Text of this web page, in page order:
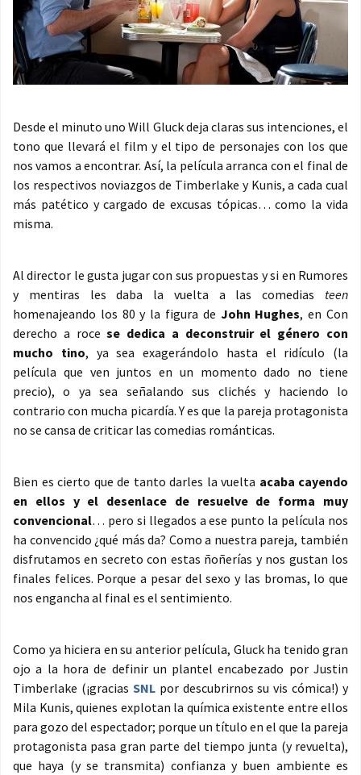
Desde el minuto uno Will Gluck deja claras sus intenciones, el
tono que llevará el film y el tipo de personajes con los que
nos vamos a encontrar. Así, la película arranca con el final de
los respectivos noviazgos de Timberlake y Kunis, a cada cual
más patético y cargado de excusas tópicas… como la vida
misma.
Al director le gusta jugar con sus propuestas y si en Rumores
y mentiras les daba la vuelta a las comedias teen
homenajeando los 80 y la figura de John Hughes, en Con
derecho a rocese dedica a deconstruir el género con
mucho tino, ya sea exagerándolo hasta el ridículo (la
película que ven juntos en un momento dado no tiene
precio), o ya sea señalando sus clichés y haciendo lo
contrario con mucha picardía. Y es que la pareja protagonista
no se cansa de criticar las comedias románticas.
Bien es cierto que de tanto darles la vuelta acaba cayendo
en ellos y el desenlace de resuelve de forma muy
convencional… pero si llegados a ese punto la película nos
ha convencido ¿qué más da? Como a nuestra pareja, también
disfrutamos en secreto con estas ñoñerías y nos gustan los
finales felices. Porque a pesar del sexo y las bromas, lo que
nos engancha al final es el sentimiento.
Como ya hiciera en su anterior película, Gluck ha tenido gran
ojo a la hora de definir un plantel encabezado por Justin
Timberlake (¡gracias SNLpor descubrirnos su vis cómica!) y
Mila Kunis, quienes explotan la química existente entre ellos
para gozo del espectador; porque un título en el que la pareja
protagonista pasa gran parte del tiempo junta (y revuelta),
que haya (y se transmita) confianza y buen ambiente es